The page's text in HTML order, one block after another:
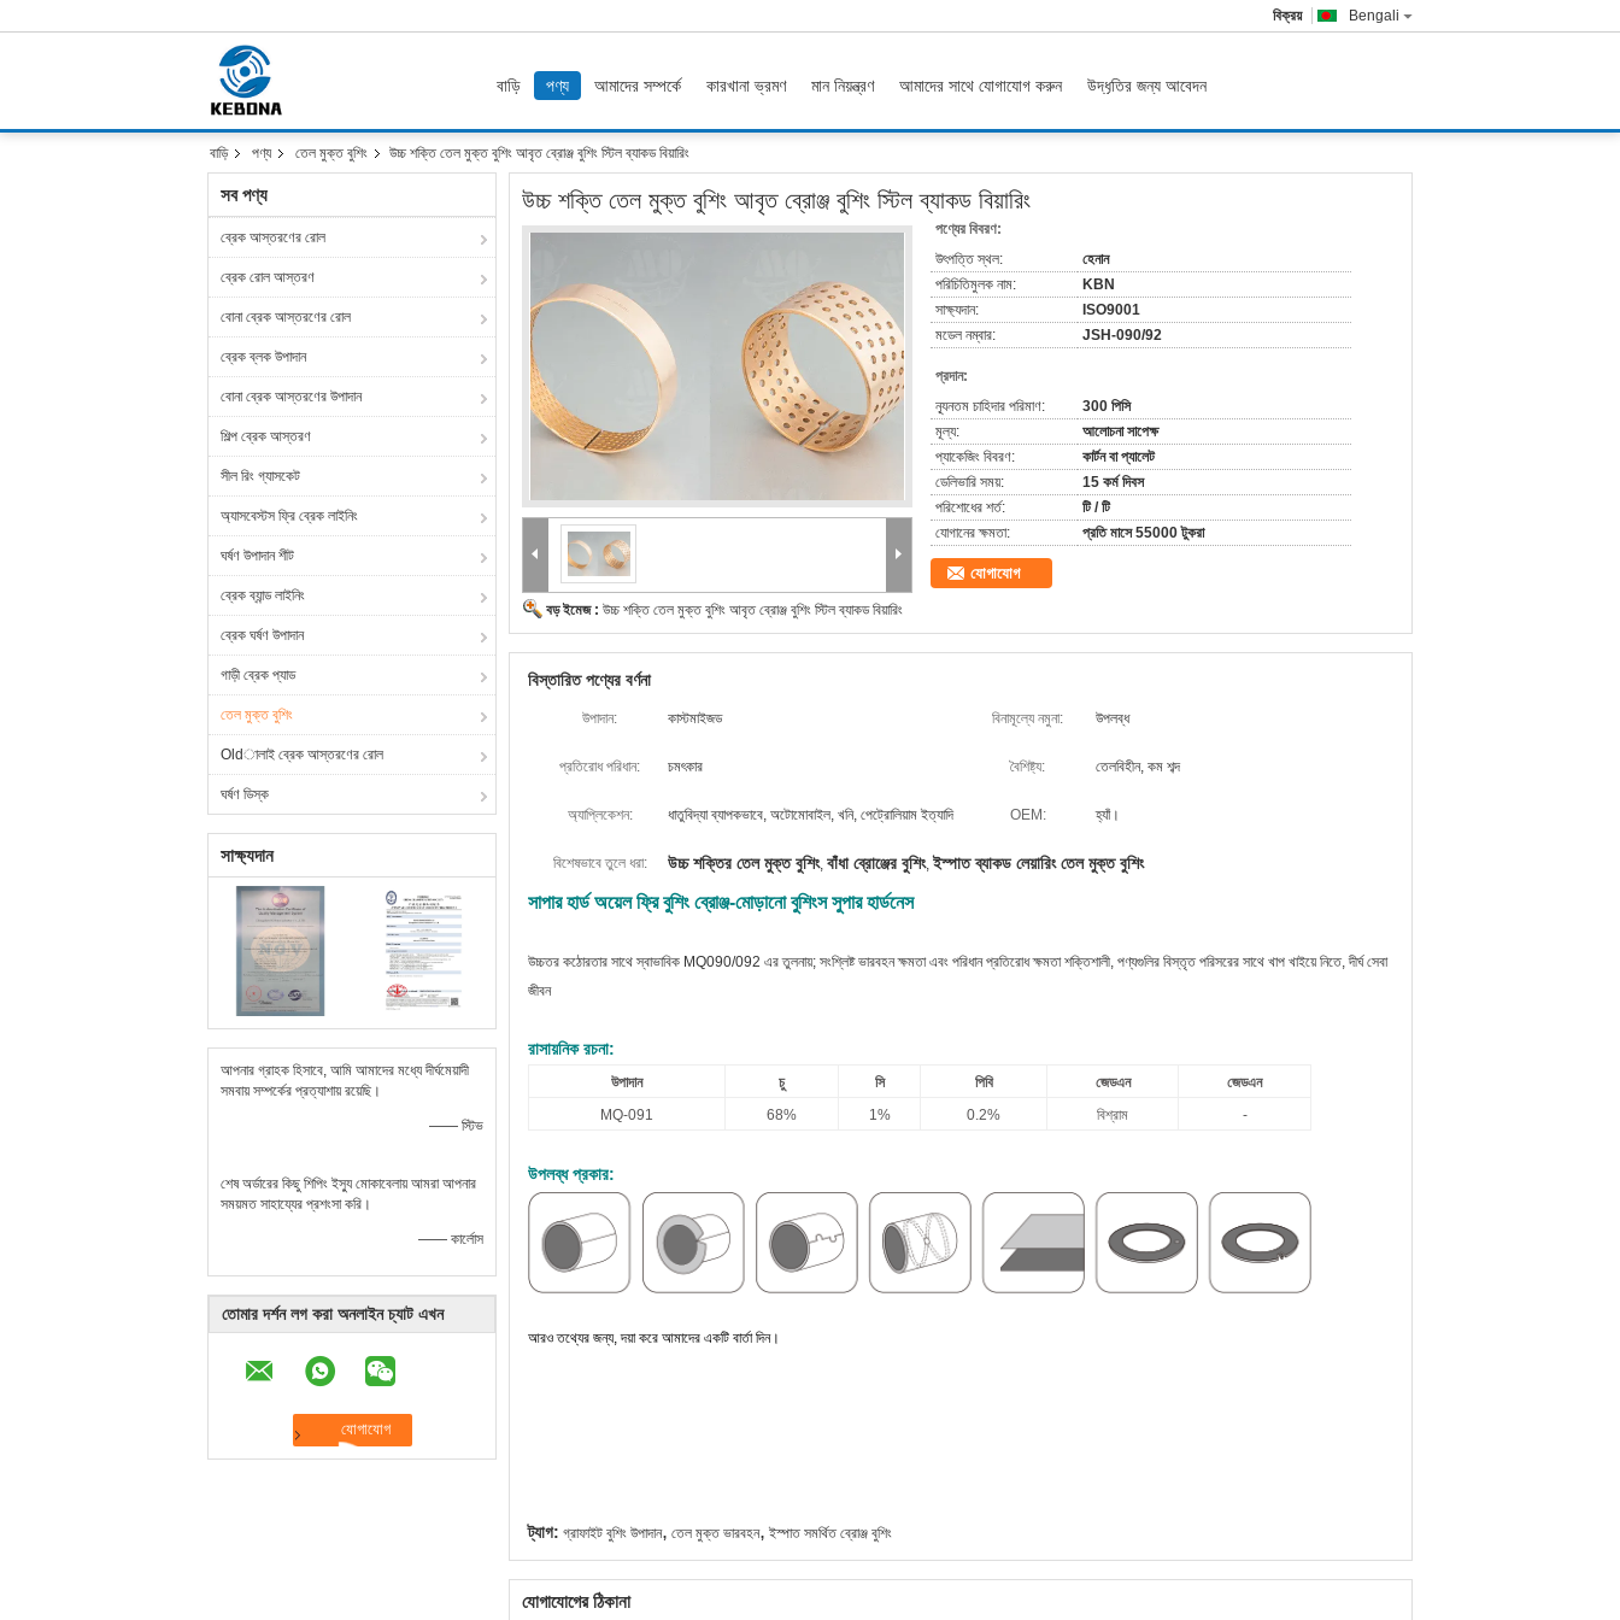
Bengali
বিক্রয়
বাড়ি পণ্য আমাদের সম্পর্কে কারখানা ভ্রমণ মান নিয়ন্ত্রণ আমাদের সাথে যোগাযোগ করুন উদ্ধৃতির জন্য আবেদন
বাড়ি পণ্য তেল মুক্ত বুশিং উচ্চ শক্তি তেল মুক্ত বুশিং আবৃত ব্রোঞ্জ বুশিং স্টিল ব্যাকড বিয়ারিং
সব পণ্য
ব্রেক আস্তরণের রোল
ব্রেক রোল আস্তরণ
বোনা ব্রেক আস্তরণের রোল
ব্রেক ব্লক উপাদান
বোনা ব্রেক আস্তরণের উপাদান
শিল্প ব্রেক আস্তরণ
সীল রিং গ্যাসকেট
অ্যাসবেস্টস ফ্রি ব্রেক লাইনিং
ঘর্ষণ উপাদান শীট
ব্রেক ব্যান্ড লাইনিং
ব্রেক ঘর্ষণ উপাদান
গাড়ী ব্রেক প্যাড
তেল মুক্ত বুশিং
Oldালাই ব্রেক আস্তরণের রোল
ঘর্ষণ ডিস্ক
সাক্ষ্যদান
আপনার গ্রাহক হিসাবে, আমি আমাদের মধ্যে দীর্ঘমেয়াদী
সমবায় সম্পর্কের প্রত্যাশায় রয়েছি।
—— স্টিভ
শেষ অর্ডারের কিছু শিপিং ইস্যু মোকাবেলায় আমরা আপনার
সময়মত সাহায্যের প্রশংসা করি।
—— কার্লোস
তোমার দর্শন লগ করা অনলাইন চ্যাট এখন
উচ্চ শক্তি তেল মুক্ত বুশিং আবৃত ব্রোঞ্জ বুশিং স্টিল ব্যাকড বিয়ারিং
বড় ইমেজ : উচ্চ শক্তি তেল মুক্ত বুশিং আবৃত ব্রোঞ্জ বুশিং স্টিল ব্যাকড বিয়ারিং
পণ্যের বিবরণ:
উৎপত্তি স্থল:
হেনান
পরিচিতিমুলক নাম:
KBN
সাক্ষ্যদান:
ISO9001
মডেল নম্বার:
JSH-090/92
প্রদান:
ন্যূনতম চাহিদার পরিমাণ:
300 পিসি
মূল্য:
আলোচনা সাপেক্ষ
প্যাকেজিং বিবরণ:
কার্টন বা প্যালেট
ডেলিভারি সময়:
15 কর্ম দিবস
পরিশোধের শর্ত:
টি / টি
যোগানের ক্ষমতা:
প্রতি মাসে 55000 টুকরা
যোগাযোগ
বিস্তারিত পণ্যের বর্ণনা
উপাদান: কাস্টমাইজড বিনামূল্যে নমুনা: উপলব্ধ
প্রতিরোধ পরিধান: চমৎকার বৈশিষ্ট্য: তেলবিহীন, কম শব্দ
অ্যাপ্লিকেশন: ধাতুবিদ্যা ব্যাপকভাবে, অটোমোবাইল, খনি, পেট্রোলিয়াম ইত্যাদি OEM: হ্যাঁ।
বিশেষভাবে তুলে ধরা: উচ্চ শক্তির তেল মুক্ত বুশিং, বাঁধা ব্রোঞ্জের বুশিং, ইস্পাত ব্যাকড লেয়ারিং তেল মুক্ত বুশিং
সাপার হার্ড অয়েল ফ্রি বুশিং ব্রোঞ্জ-মোড়ানো বুশিংস সুপার হার্ডনেস
উচ্চতর কঠোরতার সাথে স্বাভাবিক MQ090/092 এর তুলনায়; সংশ্লিষ্ট ভারবহন ক্ষমতা এবং পরিধান প্রতিরোধ ক্ষমতা শক্তিশালী, পণ্যগুলির বিস্তৃত পরিসরের সাথে খাপ খাইয়ে নিতে, দীর্ঘ সেবা
জীবন
রাসায়নিক রচনা:
উপাদান চু সি পিবি জেডএন
জেডএন
MQ-091
68% 1% 0.2% বিশ্রাম -
উপলব্ধ প্রকার:
আরও তথ্যের জন্য, দয়া করে আমাদের একটি বার্তা দিন।
ট্যাগ: গ্রাফাইট বুশিং উপাদান, তেল মুক্ত ভারবহন, ইস্পাত সমর্থিত ব্রোঞ্জ বুশিং
যোগাযোগের ঠিকানা